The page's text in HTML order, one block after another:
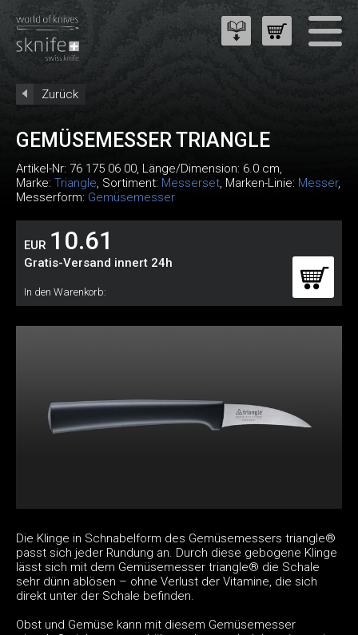
Zurück
GEMÜSEMESSER TRIANGLE
Artikel-Nr: 76 175 06 00, Länge/Dimension: 6.0 cm,
Marke: Triangle, Sortiment: Messerset, Marken-Linie: Messer,
Messerform: Gemüsemesser
EUR 10.61
Gratis-Versand innert 24h
In den Warenkorb:
Die Klinge in Schnabelform des Gemüsemessers triangle®
passt sich jeder Rundung an. Durch diese gebogene Klinge
lässt sich mit dem Gemüsemesser triangle® die Schale
sehr dünn ablösen – ohne Verlust der Vitamine, die sich
direkt unter der Schale befinden.
Obst und Gemüse kann mit diesem Gemüsemesser